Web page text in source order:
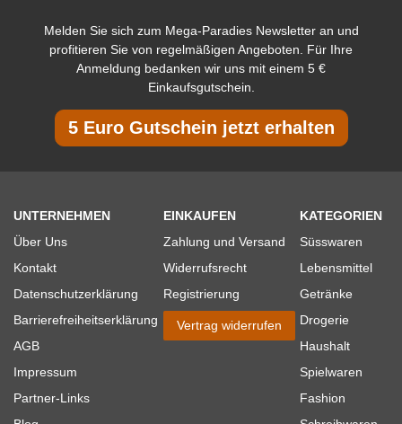
Melden Sie sich zum Mega-Paradies Newsletter an und
profitieren Sie von regelmäßigen Angeboten. Für Ihre
Anmeldung bedanken wir uns mit einem 5 €
Einkaufsgutschein.
5 Euro Gutschein jetzt erhalten
UNTERNEHMEN
Über Uns
Kontakt
Datenschutzerklärung
Barrierefreiheitserklärung
AGB
Impressum
Partner-Links
EINKAUFEN
Zahlung und Versand
Widerrufsrecht
Registrierung
Vertrag widerrufen
KATEGORIEN
Süsswaren
Lebensmittel
Getränke
Drogerie
Haushalt
Spielwaren
Fashion